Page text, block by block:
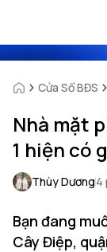
Cửa Sổ BĐS
Nhà mặt
1 hiện có
Thùy Dương4
Bạn đang
Cây Điệp,